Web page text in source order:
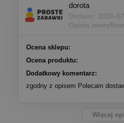
dorota
Dodano: 2026-
Opinia
Ocena sklepu:
Ocena produktu:
Dodatkowy komentarz:
zgodny z opisem Polecam
Więcej